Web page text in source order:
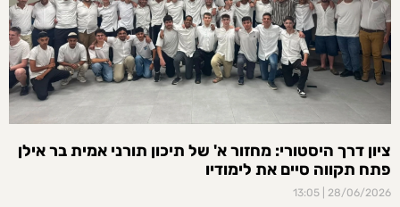
ציון דרך היסטורי: מחזור א' של תיכון תורני אמית בר אילן
פתח תקווה סיים את לימודיו
28/06/2026